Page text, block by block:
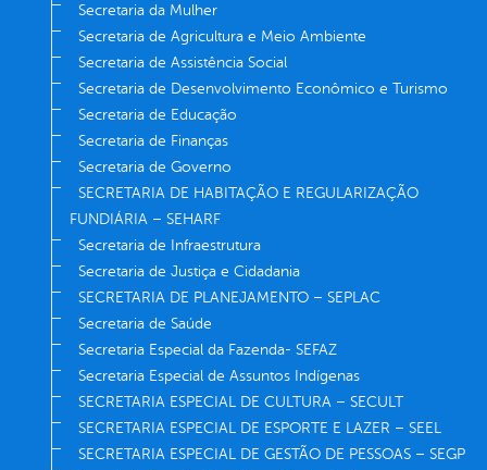
Secretaria da Mulher
Secretaria de Agricultura e Meio Ambiente
Secretaria de Assistência Social
Secretaria de Desenvolvimento Econômico e Turismo
Secretaria de Educação
Secretaria de Finanças
Secretaria de Governo
SECRETARIA DE HABITAÇÃO E REGULARIZAÇÃO
FUNDIÁRIA – SEHARF
Secretaria de Infraestrutura
Secretaria de Justiça e Cidadania
SECRETARIA DE PLANEJAMENTO – SEPLAC
Secretaria de Saúde
Secretaria Especial da Fazenda- SEFAZ
Secretaria Especial de Assuntos Indígenas
SECRETARIA ESPECIAL DE CULTURA – SECULT
SECRETARIA ESPECIAL DE ESPORTE E LAZER – SEEL
SECRETARIA ESPECIAL DE GESTÃO DE PESSOAS – SEGP